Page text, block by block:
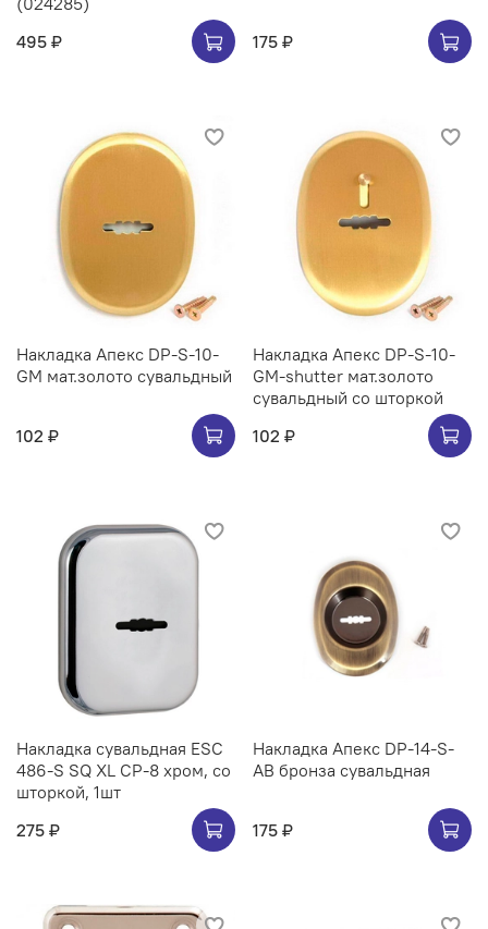
495 ₽
175 ₽
Накладка Апекс DP-S-10-
GM мат.золото сувальдный
102 ₽
Накладка Апекс DP-S-10-
GM-shutter мат.золото
сувальдный со шторкой
102 ₽
Накладка сувальдная ESC
486-S SQ XL CP-8 хром, со
шторкой, 1шт
275 ₽
Накладка Апекс DP-14-S-
AB бронза сувальдная
175 ₽